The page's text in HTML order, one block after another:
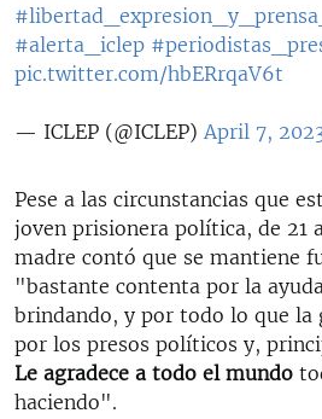
#alerta_iclep
pic.twitter.com/hbERrqaV6t
— ICLEP (@ICLEP) April 7,
Pese a las circunstancias que
joven prisionera política, de 21
madre contó que se mantiene
"bastante contenta por la
brindando, y por todo lo que la
por los presos políticos y,
Le agradece a todo el mundo
haciendo".